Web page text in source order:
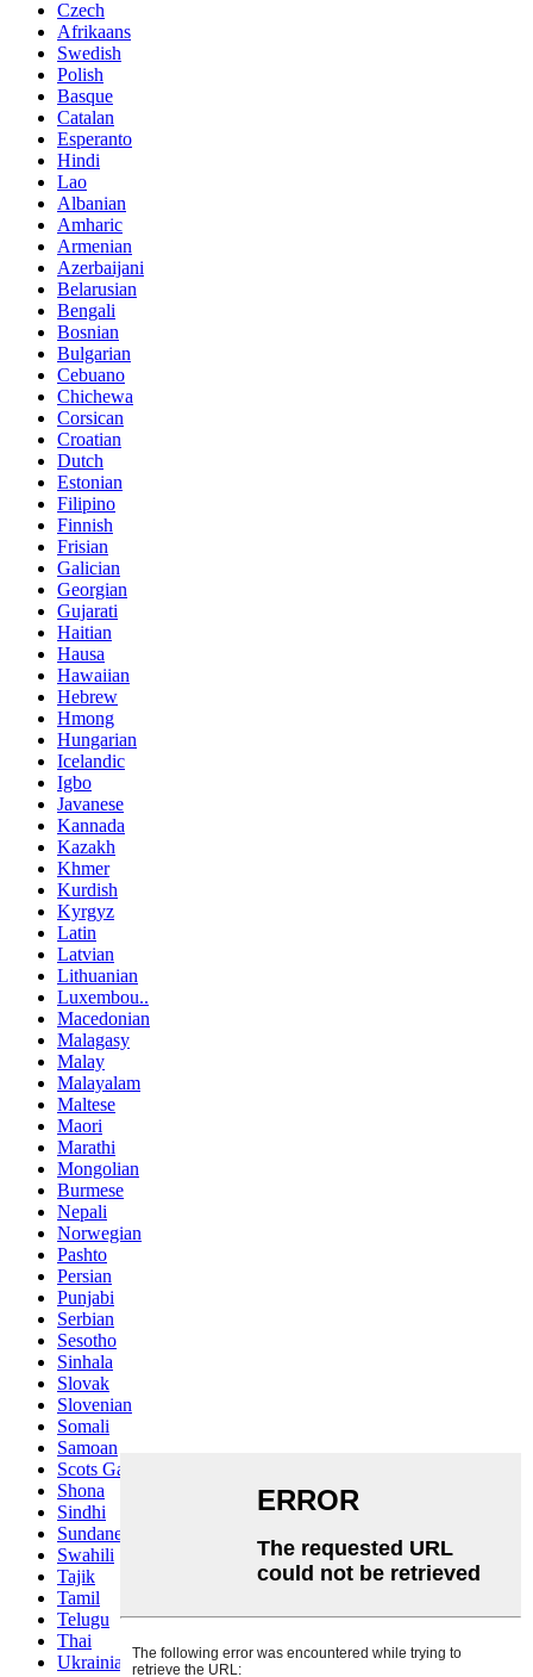
Czech
Afrikaans
Swedish
Polish
Basque
Catalan
Esperanto
Hindi
Lao
Albanian
Amharic
Armenian
Azerbaijani
Belarusian
Bengali
Bosnian
Bulgarian
Cebuano
Chichewa
Corsican
Croatian
Dutch
Estonian
Filipino
Finnish
Frisian
Galician
Georgian
Gujarati
Haitian
Hausa
Hawaiian
Hebrew
Hmong
Hungarian
Icelandic
Igbo
Javanese
Kannada
Kazakh
Khmer
Kurdish
Kyrgyz
Latin
Latvian
Lithuanian
Luxembou..
Macedonian
Malagasy
Malay
Malayalam
Maltese
Maori
Marathi
Mongolian
Burmese
Nepali
Norwegian
Pashto
Persian
Punjabi
Serbian
Sesotho
Sinhala
Slovak
Slovenian
Somali
Samoan
Scots Gaelic
Shona
Sindhi
Sundanese
Swahili
Tajik
Tamil
Telugu
Thai
Ukrainian